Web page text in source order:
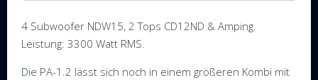
4 Subwoofer NDW15, 2 Tops CD12ND & Amping.
Leistung: 3300 Watt RMS.
Die PA-1.2 lässt sich noch in einem größeren Kombi mit